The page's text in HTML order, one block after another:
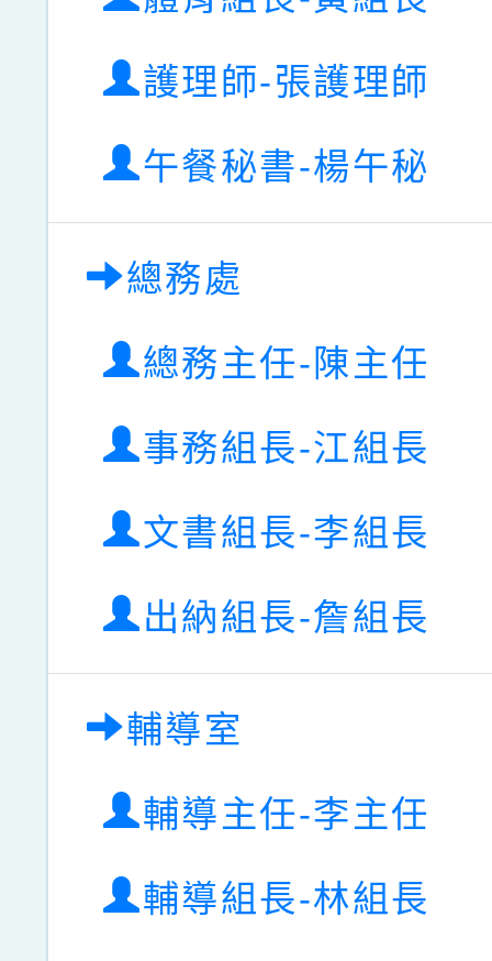
護理師-張護理師
午餐秘書-楊午秘
總務處
總務主任-陳主任
事務組長-江組長
文書組長-李組長
出納組長-詹組長
輔導室
輔導主任-李主任
輔導組長-林組長